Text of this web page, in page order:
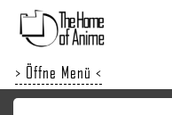
> Öffne Menü <